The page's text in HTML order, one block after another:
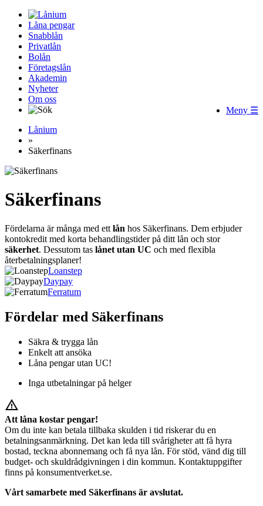
Låna pengar
Snabblån
Privatlån
Bolån
Företagslån
Akademin
Nyheter
Om oss
Meny ☰
Lånium
»
Säkerfinans
Säkerfinans
Fördelarna är många med ett lån hos Säkerfinans. Dem erbjuder
kontokredit med korta behandlingstider på ditt lån och stor
säkerhet. Dessutom tas lånet utan UC och med flexibla
återbetalningsplaner!
Loanstep
Daypay
Ferratum
Fördelar med Säkerfinans
Säkra & trygga lån
Enkelt att ansöka
Låna pengar utan UC!
Inga utbetalningar på helger
warning_amber
Att låna kostar pengar!
Om du inte kan betala tillbaka skulden i tid riskerar du en
betalningsanmärkning. Det kan leda till svårigheter att få hyra
bostad, teckna abonnemang och få nya lån. För stöd, vänd dig till
budget- och skuldrådgivningen i din kommun. Kontaktuppgifter
finns på konsumentverket.se.
Vårt samarbete med Säkerfinans är avslutat.